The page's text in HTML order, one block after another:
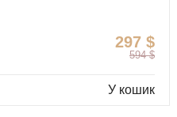
297 $
594 $
У кошик